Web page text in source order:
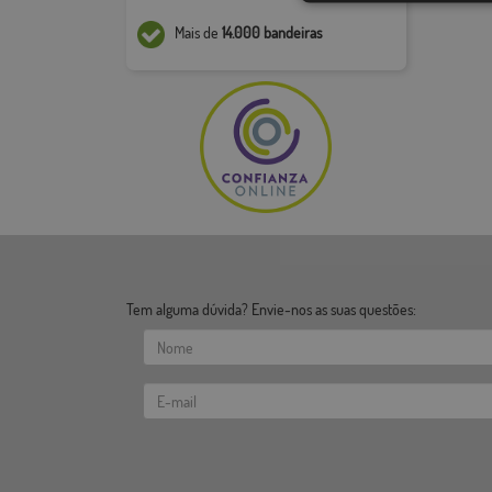
Mais de 14.000 bandeiras
Tem alguma dúvida? Envie-nos as suas questões: